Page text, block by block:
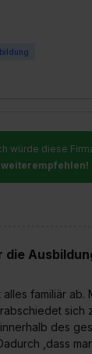
würde diese
weiterempfehlen!
alles familiär ab.
sich
des
,dass